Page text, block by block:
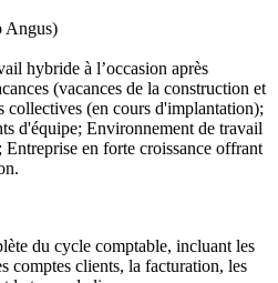
Angus)
hybride à l’occasion après
(vacances de la construction et
collectives (en cours d'implantation);
d'équipe; Environnement de travail
en forte croissance offrant
du cycle comptable, incluant les
comptes clients, la facturation, les